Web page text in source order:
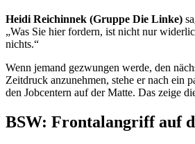
Heidi Reichinnek (Gruppe Die Linke)
„Was Sie hier fordern, ist nicht nur
nichts.“
Wenn jemand gezwungen werde, den
Zeitdruck anzunehmen, stehe er nach ein
den Jobcentern auf der Matte. Das zeige
BSW: Frontalangriff auf